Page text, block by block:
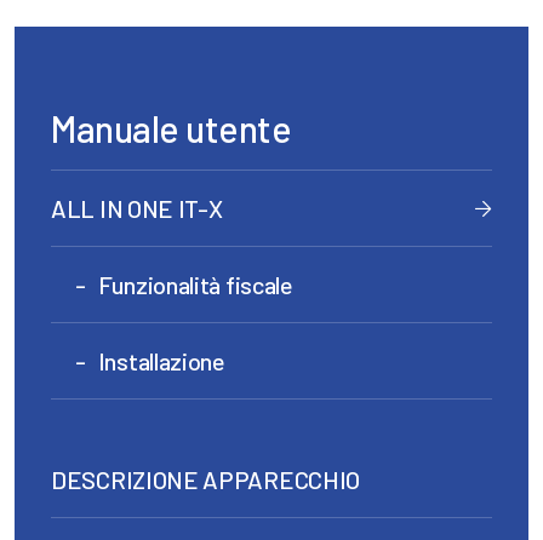
Manuale utente
ALL IN ONE IT-X
Funzionalità fiscale
Installazione
DESCRIZIONE APPARECCHIO